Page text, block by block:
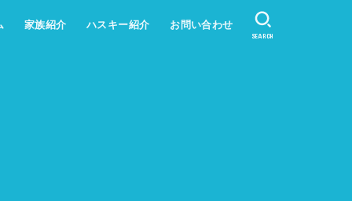
家族紹介 ハスキー紹介 お問い合わせ
SEARCH